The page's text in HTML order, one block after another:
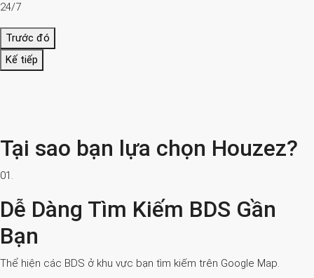
24/7
Trước đó
Kế tiếp
Tại sao bạn lựa chọn Houzez?
01.
Dễ Dàng Tìm Kiếm BDS Gần
Bạn
Thể hiện các BDS ở khu vực bạn tìm kiếm trên Google Map.